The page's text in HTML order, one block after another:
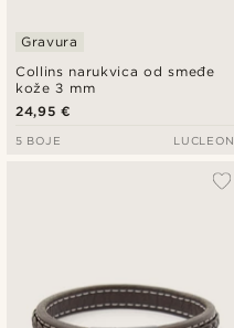
Collins narukvica od smeđe
kože 3 mm
Gravura
24,95 €
5 BOJE LUCLEON